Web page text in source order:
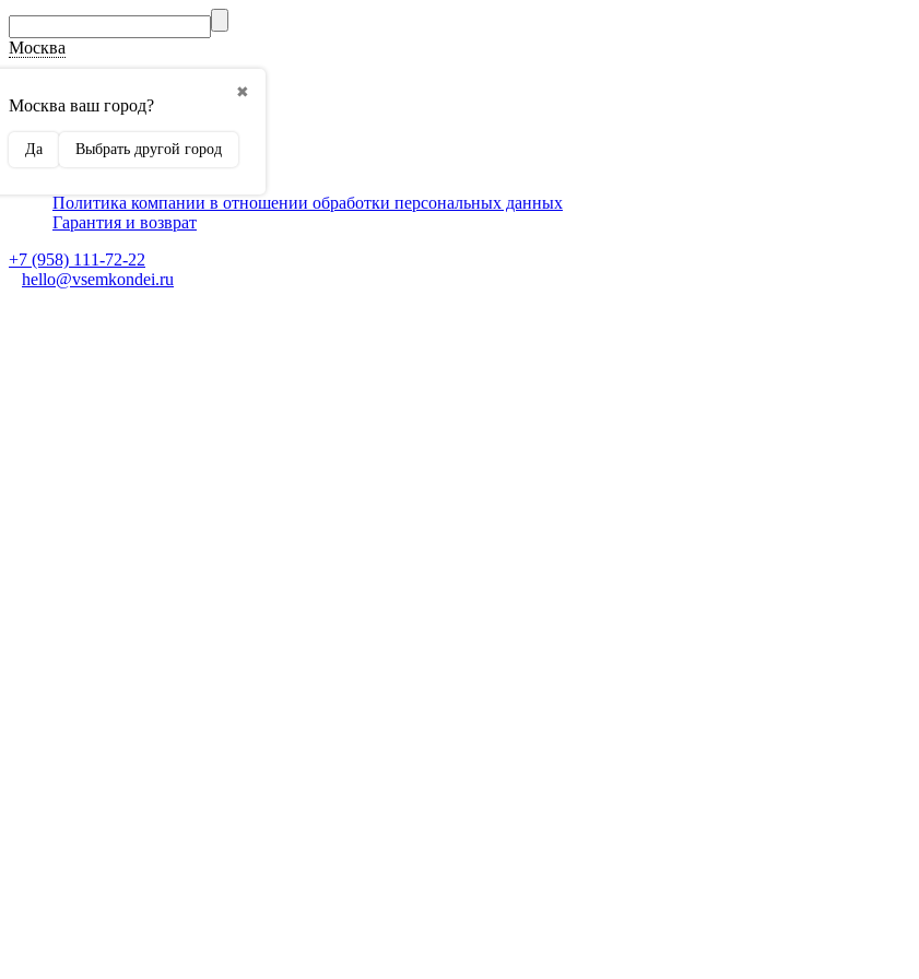
Москва
✖
Москва ваш город?
Да Выбрать другой город
Способы оплаты
Монтаж кондиционеров
Для партнеров
Политика компании в отношении обработки персональных данных
Гарантия и возврат
+7 (958) 111-72-22
hello@vsemkondei.ru